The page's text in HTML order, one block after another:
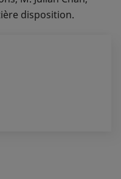
disposition.